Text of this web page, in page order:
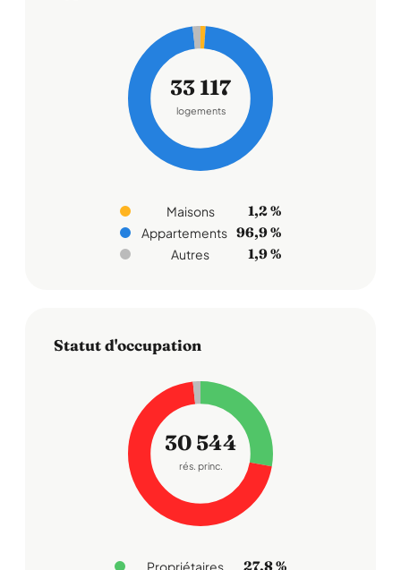
33 117
logements
Maisons 1,2 %
Appartements 96,9 %
Autres 1,9 %
Statut d'occupation
30 544
rés. princ.
Propriétaires 27,8 %